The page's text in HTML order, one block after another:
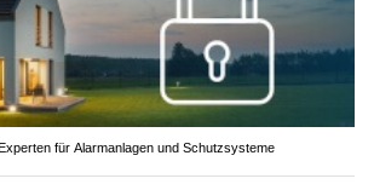
für Alarmanlagen und Schutzsysteme